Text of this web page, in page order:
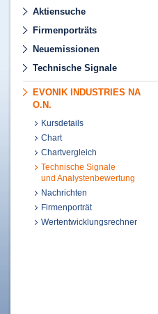
Aktiensuche
Firmenporträts
Neuemissionen
Technische Signale
EVONIK INDUSTRIES NA
O.N.
Kursdetails
Chart
Chartvergleich
Technische Signale
und Analystenbewertung
Nachrichten
Firmenporträt
Wertentwicklungsrechner